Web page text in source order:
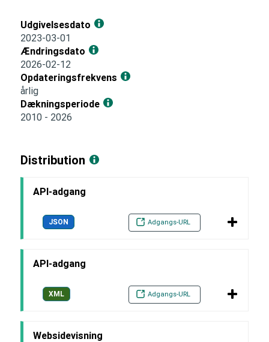
Udgivelsesdato
2023-03-01
Ændringsdato
2026-02-12
Opdateringsfrekvens
årlig
Dækningsperiode
2010 - 2026
Distribution
API-adgang
JSON Adgangs-URL
API-adgang
XML Adgangs-URL
Websidevisning